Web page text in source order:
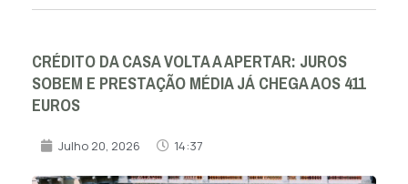
CRÉDITO DA CASA VOLTA A APERTAR: JUROS
SOBEM E PRESTAÇÃO MÉDIA JÁ CHEGA AOS 411
EUROS
Julho 20, 2026 14:37